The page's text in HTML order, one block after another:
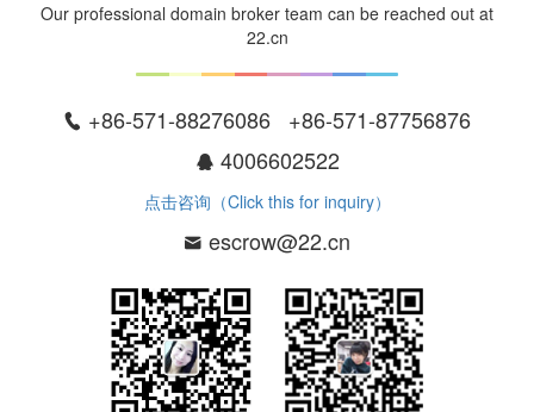
Our professional domain broker team can be reached out at
22.cn
+86-571-88276086 +86-571-87756876
4006602522
点击咨询（Click this for inquiry）
escrow@22.cn